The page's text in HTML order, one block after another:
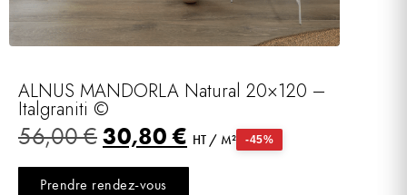
ALNUS MANDORLA Natural 20×120 –
Italgraniti ©
56,00€30,80€ HT / M² -45%
Prendre rendez-vous